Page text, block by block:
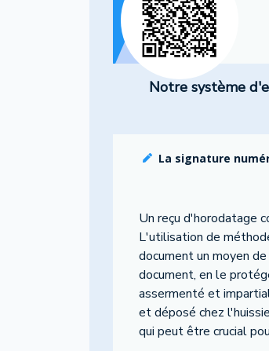
Notre système
La signature
Un reçu d'horodatage
L'utilisation de
document un moyen
document, en le
assermenté et
et déposé chez
qui peut être crucial